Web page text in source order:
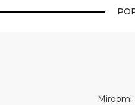
Miroomi